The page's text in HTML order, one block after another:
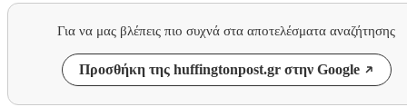
Για να μας βλέπεις πιο συχνά στα αποτελέσματα αναζήτησης
Προσθήκη της huffingtonpost.gr στην Google